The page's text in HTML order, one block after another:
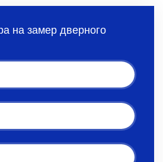
на замер дверного